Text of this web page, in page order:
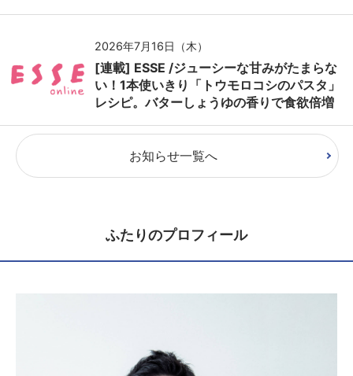
2026年7月16日（木）
[連載] ESSE /ジューシーな甘みがたまらな
い！1本使いきり「トウモロコシのパスタ」
レシピ。バターしょうゆの香りで食欲倍増
お知らせ一覧へ
ふたりのプロフィール